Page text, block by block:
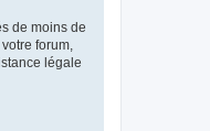
de moins de
forum,
légale